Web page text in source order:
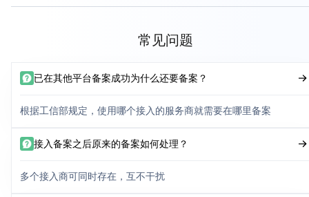
常见问题
已在其他平台备案成功为什么还要备案？
根据工信部规定，使用哪个接入的服务商就需要在哪里备案
接入备案之后原来的备案如何处理？
多个接入商可同时存在，互不干扰